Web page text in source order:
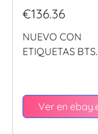
€136.36
NUEVO CON
ETIQUETAS BTS
Roja S/S Tour
ARIRANG -
Ver en